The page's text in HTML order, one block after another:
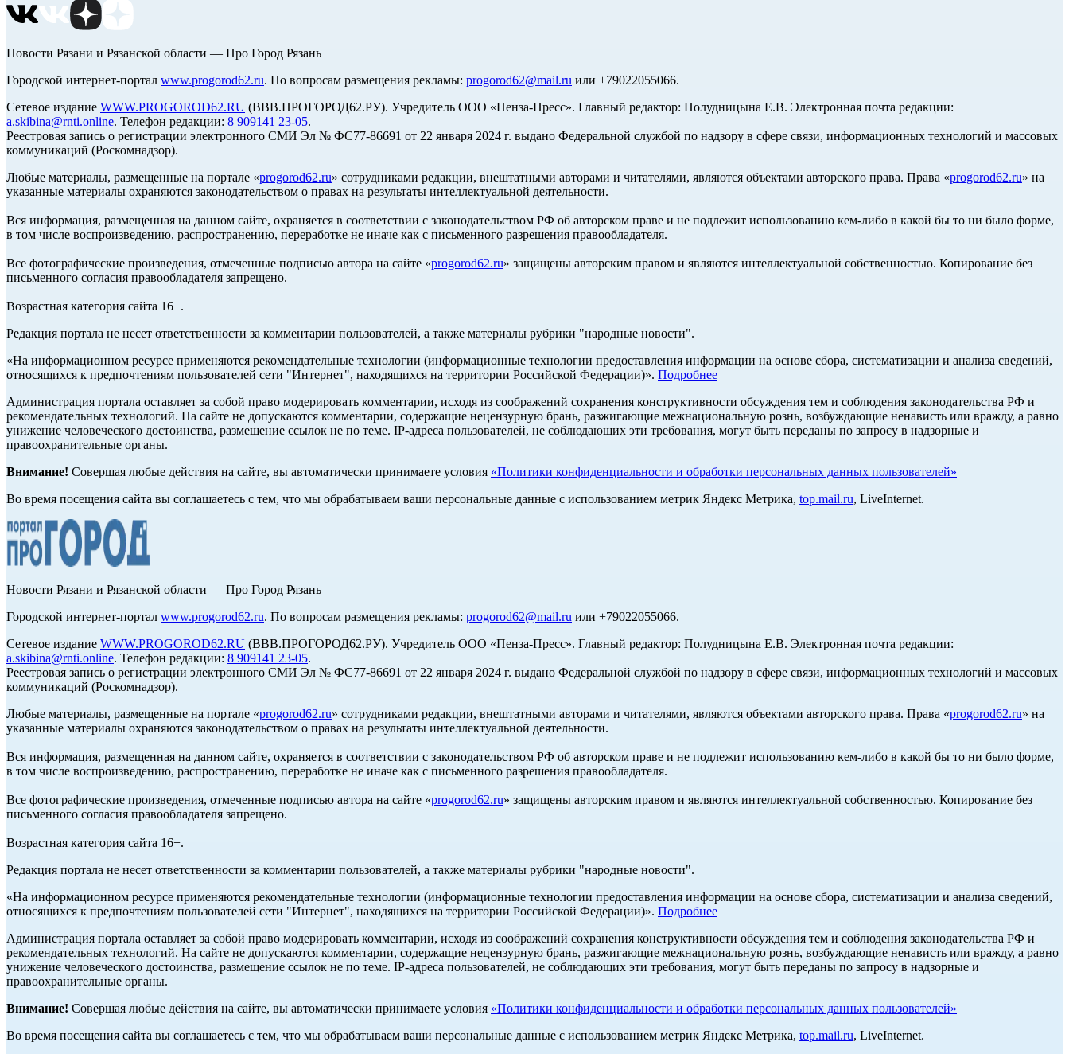
Новости Рязани и Рязанской области — Про Город Рязань
Городской интернет-портал www.progorod62.ru. По вопросам размещения рекламы: progorod62@mail.ru или +79022055066.
Сетевое издание WWW.PROGOROD62.RU (ВВВ.ПРОГОРОД62.РУ). Учредитель ООО «Пенза-Пресс». Главный редактор: Полудницына Е.В. Электронная почта редакции:
a.skibina@rnti.online. Телефон редакции: 8 909141 23-05.
Реестровая запись о регистрации электронного СМИ Эл № ФС77-86691 от 22 января 2024 г. выдано Федеральной службой по надзору в сфере связи, информационных технологий и массовых
коммуникаций (Роскомнадзор).
Любые материалы, размещенные на портале «progorod62.ru» сотрудниками редакции, внештатными авторами и читателями, являются объектами авторского права. Права «progorod62.ru» на
указанные материалы охраняются законодательством о правах на результаты интеллектуальной деятельности.
Вся информация, размещенная на данном сайте, охраняется в соответствии с законодательством РФ об авторском праве и не подлежит использованию кем-либо в какой бы то ни было форме,
в том числе воспроизведению, распространению, переработке не иначе как с письменного разрешения правообладателя.
Все фотографические произведения, отмеченные подписью автора на сайте «progorod62.ru» защищены авторским правом и являются интеллектуальной собственностью. Копирование без
письменного согласия правообладателя запрещено.
Возрастная категория сайта 16+.
Редакция портала не несет ответственности за комментарии пользователей, а также материалы рубрики "народные новости".
«На информационном ресурсе применяются рекомендательные технологии (информационные технологии предоставления информации на основе сбора, систематизации и анализа сведений,
относящихся к предпочтениям пользователей сети "Интернет", находящихся на территории Российской Федерации)». Подробнее
Администрация портала оставляет за собой право модерировать комментарии, исходя из соображений сохранения конструктивности обсуждения тем и соблюдения законодательства РФ и
рекомендательных технологий. На сайте не допускаются комментарии, содержащие нецензурную брань, разжигающие межнациональную рознь, возбуждающие ненависть или вражду, а равно
унижение человеческого достоинства, размещение ссылок не по теме. IP-адреса пользователей, не соблюдающих эти требования, могут быть переданы по запросу в надзорные и
правоохранительные органы.
Внимание! Совершая любые действия на сайте, вы автоматически принимаете условия «Политики конфиденциальности и обработки персональных данных пользователей»
Во время посещения сайта вы соглашаетесь с тем, что мы обрабатываем ваши персональные данные с использованием метрик Яндекс Метрика, top.mail.ru, LiveInternet.
Новости Рязани и Рязанской области — Про Город Рязань
Городской интернет-портал www.progorod62.ru. По вопросам размещения рекламы: progorod62@mail.ru или +79022055066.
Сетевое издание WWW.PROGOROD62.RU (ВВВ.ПРОГОРОД62.РУ). Учредитель ООО «Пенза-Пресс». Главный редактор: Полудницына Е.В. Электронная почта редакции:
a.skibina@rnti.online. Телефон редакции: 8 909141 23-05.
Реестровая запись о регистрации электронного СМИ Эл № ФС77-86691 от 22 января 2024 г. выдано Федеральной службой по надзору в сфере связи, информационных технологий и массовых
коммуникаций (Роскомнадзор).
Любые материалы, размещенные на портале «progorod62.ru» сотрудниками редакции, внештатными авторами и читателями, являются объектами авторского права. Права «progorod62.ru» на
указанные материалы охраняются законодательством о правах на результаты интеллектуальной деятельности.
Вся информация, размещенная на данном сайте, охраняется в соответствии с законодательством РФ об авторском праве и не подлежит использованию кем-либо в какой бы то ни было форме,
в том числе воспроизведению, распространению, переработке не иначе как с письменного разрешения правообладателя.
Все фотографические произведения, отмеченные подписью автора на сайте «progorod62.ru» защищены авторским правом и являются интеллектуальной собственностью. Копирование без
письменного согласия правообладателя запрещено.
Возрастная категория сайта 16+.
Редакция портала не несет ответственности за комментарии пользователей, а также материалы рубрики "народные новости".
«На информационном ресурсе применяются рекомендательные технологии (информационные технологии предоставления информации на основе сбора, систематизации и анализа сведений,
относящихся к предпочтениям пользователей сети "Интернет", находящихся на территории Российской Федерации)». Подробнее
Администрация портала оставляет за собой право модерировать комментарии, исходя из соображений сохранения конструктивности обсуждения тем и соблюдения законодательства РФ и
рекомендательных технологий. На сайте не допускаются комментарии, содержащие нецензурную брань, разжигающие межнациональную рознь, возбуждающие ненависть или вражду, а равно
унижение человеческого достоинства, размещение ссылок не по теме. IP-адреса пользователей, не соблюдающих эти требования, могут быть переданы по запросу в надзорные и
правоохранительные органы.
Внимание! Совершая любые действия на сайте, вы автоматически принимаете условия «Политики конфиденциальности и обработки персональных данных пользователей»
Во время посещения сайта вы соглашаетесь с тем, что мы обрабатываем ваши персональные данные с использованием метрик Яндекс Метрика, top.mail.ru, LiveInternet.